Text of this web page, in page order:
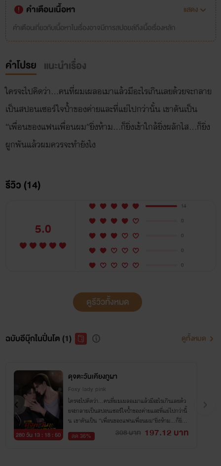
คำเตือนเนื้อหา
แสดง
คำเตือนเกี่ยวกับเนื้อหาในเรื่องอาจมีการสปอยล์ถึงเนื้อเรื่องหลัก
คำโปรย แนะนำเรื่อง
ใครจะไปคิดว่า…คนที่ผมเผลอเมาแล้วมีอะไรเกินเลยด้วยจะกลาย
เป็นสปอนเซอร์ใจป้ำของค่ายและที่แย่ไปกว่านั้น เขาดันเป็น
“เพื่อนของแฟนเพื่อนผม”ยิ่งห้าม…ก็ยิ่งเข้าใกล้ยิ่งผลักไส…ก็ยิ่ง
ผูกพันแล้วผมควรจะทำยังไง
รีวิว (14)
5.0
14
0
0
0
0
ดูรีวิวทั้งหมด
ฉบับอีบุ๊กในปิ่นโต (1) ดูทั้งหมด
280 วัน 13 : 18 : 50
ดุจตะวันเคียงภูผา
Foxy lady pink
ใครจะไปคิดว่า…คนที่ผมเผลอเมาแล้วมีอะไรเกินเลยด้ว
ยจะกลายเป็นสปอนเซอร์ใจป้ำของค่ายและที่แย่ไปกว่านั้
น เขาดันเป็น “เพื่อนของแฟนเพื่อนผม”ยิ่งห้าม…ก็ยิ่งเ
ข้าใกล้ยิ่งผลักไส…ก็ยิ่งผูกพันแล้วผมควรจะทำยังไง
ลด 36% 308 บาท 197.12 บาท